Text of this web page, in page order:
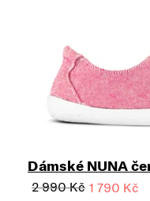
Dámské NUNA
2 990 Kč 1 790 Kč